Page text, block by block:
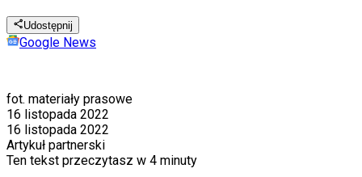
Udostępnij
Google News
fot. materiały prasowe
16 listopada 2022
16 listopada 2022
Artykuł partnerski
Ten tekst przeczytasz w 4 minuty